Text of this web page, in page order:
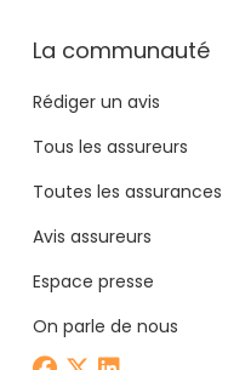
La communauté
Rédiger un avis
Tous les assureurs
Toutes les assurances
Avis assureurs
Espace presse
On parle de nous